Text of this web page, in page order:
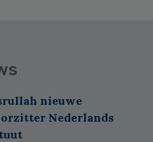
nieuwe
Nederlands